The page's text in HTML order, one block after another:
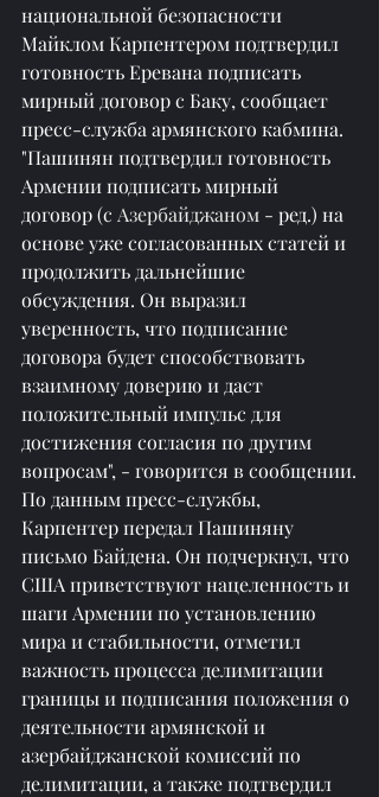
национальной безопасности
Майклом Карпентером подтвердил
готовность Еревана подписать
мирный договор с Баку, сообщает
пресс-служба армянского кабмина.
"Пашинян подтвердил готовность
Армении подписать мирный
договор (с Азербайджаном - ред.) на
основе уже согласованных статей и
продолжить дальнейшие
обсуждения. Он выразил
уверенность, что подписание
договора будет способствовать
взаимному доверию и даст
положительный импульс для
достижения согласия по другим
вопросам", - говорится в сообщении.
По данным пресс-службы,
Карпентер передал Пашиняну
письмо Байдена. Он подчеркнул, что
США приветствуют нацеленность и
шаги Армении по установлению
мира и стабильности, отметил
важность процесса делимитации
границы и подписания положения о
деятельности армянской и
азербайджанской комиссий по
делимитации, а также подтвердил